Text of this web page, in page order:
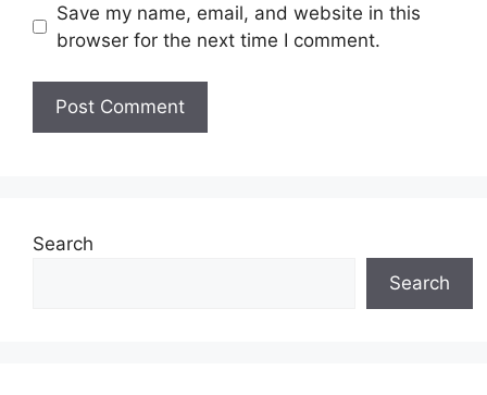
Save my name, email, and website in this
browser for the next time I comment.
Search
Search